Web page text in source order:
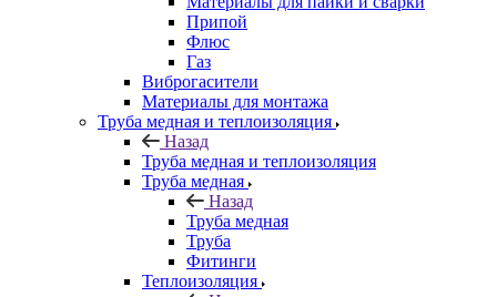
Припой
Флюс
Газ
Виброгасители
Материалы для монтажа
Труба медная и теплоизоляция
Назад
Труба медная и теплоизоляция
Труба медная
Назад
Труба медная
Труба
Фитинги
Теплоизоляция